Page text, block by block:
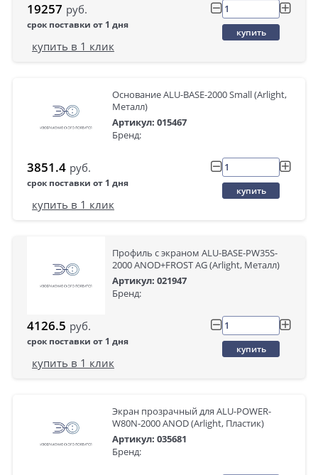
19257 руб.
срок поставки от 1 дня
купить
купить в 1 клик
Основание ALU-BASE-2000 Small (Arlight,
Металл)
Артикул: 015467
Бренд:
3851.4 руб.
срок поставки от 1 дня
купить
купить в 1 клик
Профиль с экраном ALU-BASE-PW35S-
2000 ANOD+FROST AG (Arlight, Металл)
Артикул: 021947
Бренд:
4126.5 руб.
срок поставки от 1 дня
купить
купить в 1 клик
Экран прозрачный для ALU-POWER-
W80N-2000 ANOD (Arlight, Пластик)
Артикул: 035681
Бренд: